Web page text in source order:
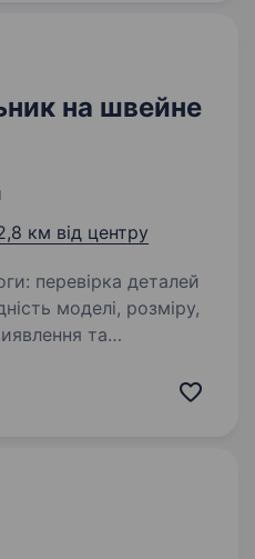
на швейне
км від центру
моделі, розміру,
передачі у швейний